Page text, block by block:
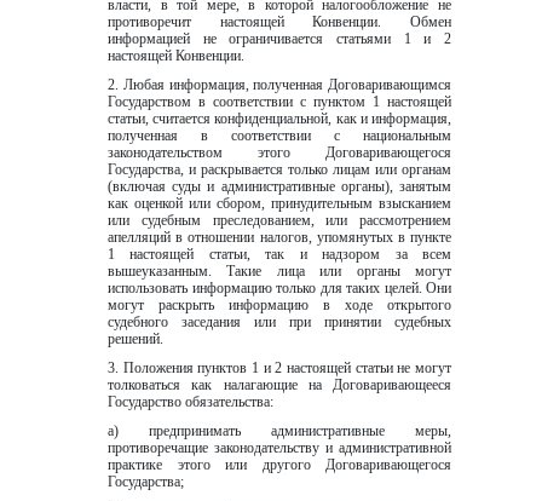
власти, в той мере, в которой налогообложение не
противоречит настоящей Конвенции. Обмен
информацией не ограничивается статьями 1 и 2
настоящей Конвенции.
2. Любая информация, полученная Договаривающимся
Государством в соответствии c пунктом 1 настоящей
статьи, считается конфиденциальной, как и информация,
полученная в соответствии с национальным
законодательством этого Договаривающегося
Государства, и раскрывается только лицам или органам
(включая суды и административные органы), занятым
как оценкой или сбором, принудительным взысканием
или судебным преследованием, или рассмотрением
апелляций в отношении налогов, упомянутых в пункте
1 настоящей статьи, так и надзором за всем
вышеуказанным. Такие лица или органы могут
использовать информацию только для таких целей. Они
могут раскрыть информацию в ходе открытого
судебного заседания или при принятии судебных
решений.
3. Положения пунктов 1 и 2 настоящей статьи не могут
толковаться как налагающие на Договаривающееся
Государство обязательства:
а) предпринимать административные меры,
противоречащие законодательству и административной
практике этого или другого Договаривающегося
Государства;